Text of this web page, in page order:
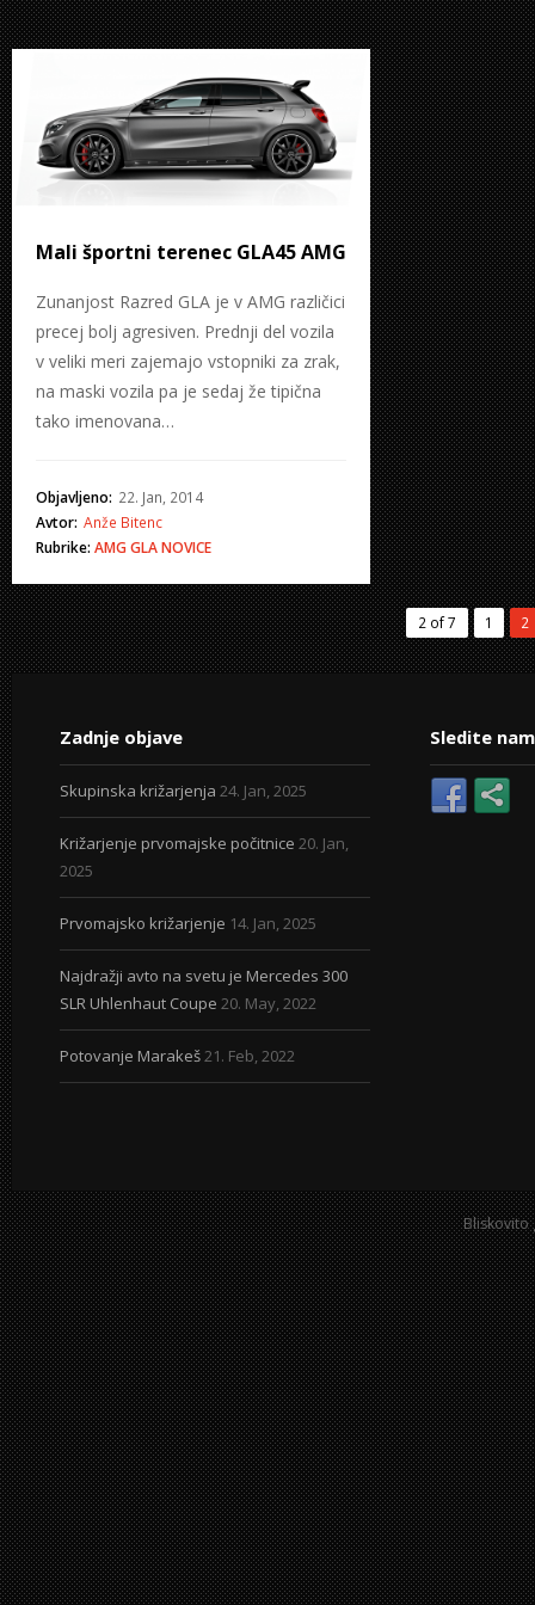
Mali športni terenec GLA45 AMG
Zunanjost Razred GLA je v AMG različici
precej bolj agresiven. Prednji del vozila
v veliki meri zajemajo vstopniki za zrak,
na maski vozila pa je sedaj že tipična
tako imenovana…
Objavljeno: 22. Jan, 2014
Avtor: Anže Bitenc
Rubrike: AMGGLANOVICE
2 of 7 1 2
Zadnje objave
Skupinska križarjenja 24. Jan, 2025
Križarjenje prvomajske počitnice 20. Jan,
2025
Prvomajsko križarjenje 14. Jan, 2025
Najdražji avto na svetu je Mercedes 300
SLR Uhlenhaut Coupe 20. May, 2022
Potovanje Marakeš21. Feb, 2022
Sledite nam
Bliskovito